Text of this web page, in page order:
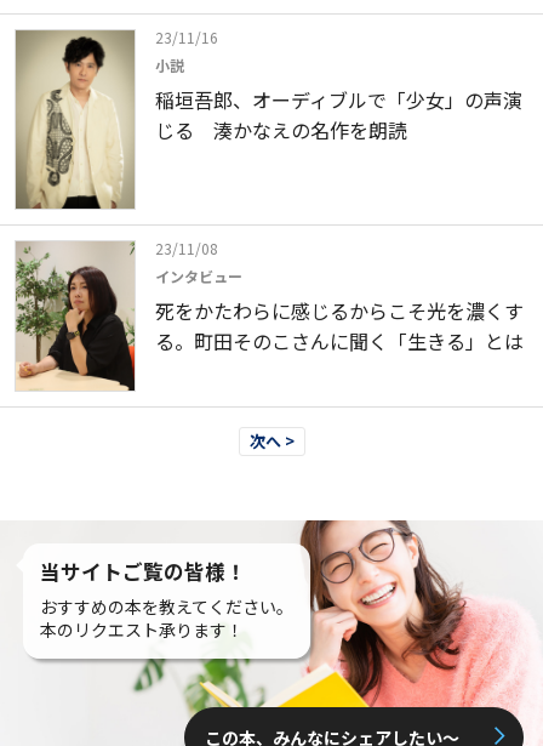
23/11/16
小説
稲垣吾郎、オーディブルで「少女」の声演
じる 湊かなえの名作を朗読
23/11/08
インタビュー
死をかたわらに感じるからこそ光を濃くす
る。町田そのこさんに聞く「生きる」とは
次へ >
当サイトご覧の皆様！
おすすめの本を教えてください。
本のリクエスト承ります！
この本、みんなにシェアしたい〜